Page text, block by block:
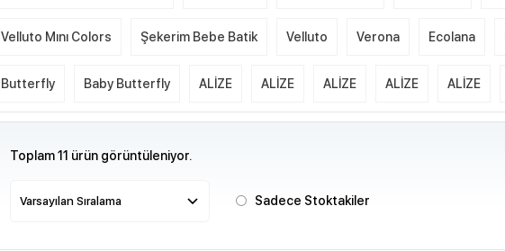
Velluto Mını Colors Şekerim Bebe Batik Velluto Verona Ecolana
Butterfly Baby Butterfly ALİZE ALİZE ALİZE ALİZE ALİZE
Toplam 11 ürün görüntüleniyor.
Sadece Stoktakiler